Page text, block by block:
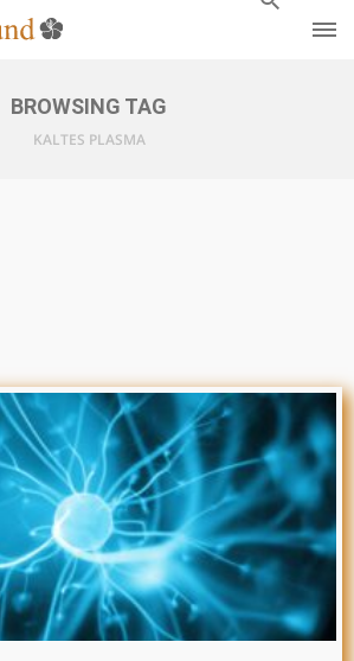
BROWSING TAG
KALTES PLASMA